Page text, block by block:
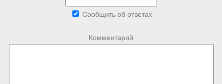
Сообщить об ответах
Комментарий